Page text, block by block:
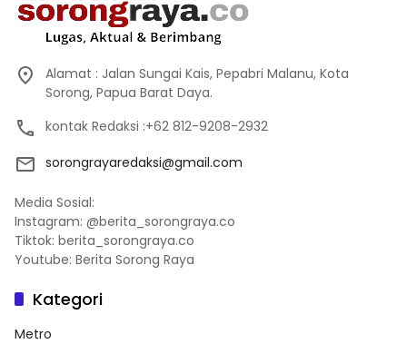
Alamat : Jalan Sungai Kais, Pepabri Malanu, Kota
Sorong, Papua Barat Daya.
kontak Redaksi :+62 812-9208-2932
sorongrayaredaksi@gmail.com
Media Sosial:
Instagram: @berita_sorongraya.co
Tiktok: berita_sorongraya.co
Youtube: Berita Sorong Raya
Kategori
Metro